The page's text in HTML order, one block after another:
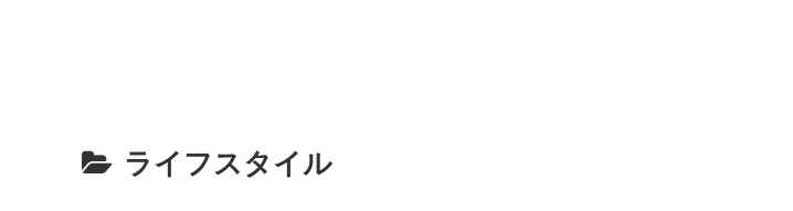
ライフスタイル